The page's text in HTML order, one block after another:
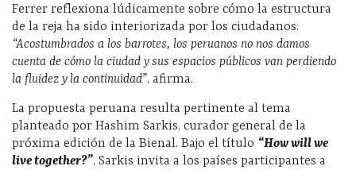
Ferrer reflexiona lúdicamente sobre cómo la estructura
de la reja ha sido interiorizada por los ciudadanos.
“Acostumbrados a los barrotes, los peruanos no nos damos
cuenta de cómo la ciudad y sus espacios públicos van perdiendo
la fluidez y la continuidad”, afirma.
La propuesta peruana resulta pertinente al tema
planteado por Hashim Sarkis, curador general de la
próxima edición de la Bienal. Bajo el título “How will we
live together?”, Sarkis invita a los países participantes a